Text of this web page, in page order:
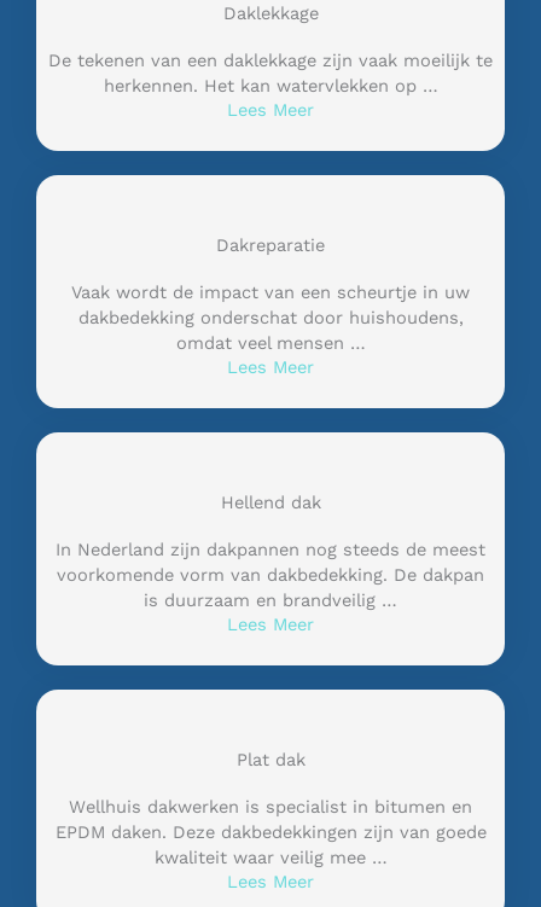
Daklekkage
De tekenen van een daklekkage zijn vaak moeilijk te
herkennen. Het kan watervlekken op …
Lees Meer
Dakreparatie
Vaak wordt de impact van een scheurtje in uw
dakbedekking onderschat door huishoudens,
omdat veel mensen …
Lees Meer
Hellend dak
In Nederland zijn dakpannen nog steeds de meest
voorkomende vorm van dakbedekking. De dakpan
is duurzaam en brandveilig …
Lees Meer
Plat dak
Wellhuis dakwerken is specialist in bitumen en
EPDM daken. Deze dakbedekkingen zijn van goede
kwaliteit waar veilig mee …
Lees Meer